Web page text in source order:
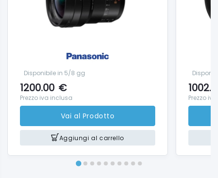
Disponibile in 5/8 gg
1200.00 €
Prezzo iva inclusa
Vai al Prodotto
Aggiungi al carrello
Prezzo